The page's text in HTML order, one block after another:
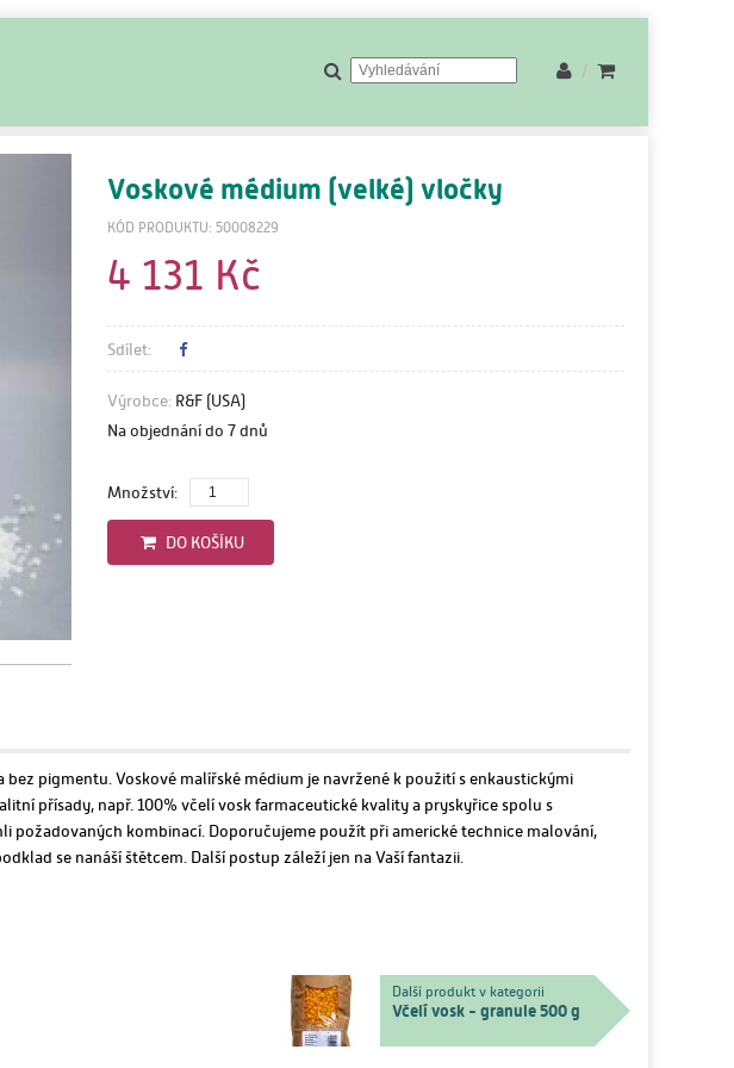
/
Voskové médium (velké) vločky
KÓD PRODUKTU: 50008229
4 131 Kč
Sdílet:
Výrobce: R&F (USA)
Na objednání do 7 dnů
Množství:
DO KOŠÍKU
pigmentu. Voskové malířské médium je navržené k použití s enkaustickými
přísady, např. 100% včelí vosk farmaceutické kvality a pryskyřice spolu s
požadovaných kombinací. Doporučujeme použít při americké technice malování,
se nanáší štětcem. Další postup záleží jen na Vaší fantazii.
Další produkt v kategorii
Včelí vosk - granule 500 g